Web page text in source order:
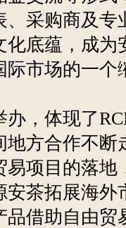
、采购商及专
底蕴，成为
际市场的一个
，体现了
方合作不断
易项目的落地
安茶拓展海外
品借助自由贸